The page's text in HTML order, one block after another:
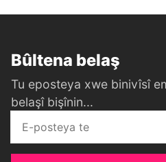
Bûltena belaş
Tu eposteya xwe binivîsî
belaşî bişînin...